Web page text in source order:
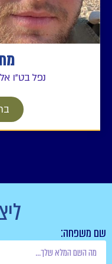
נפל בט"ו
שם משפחה: